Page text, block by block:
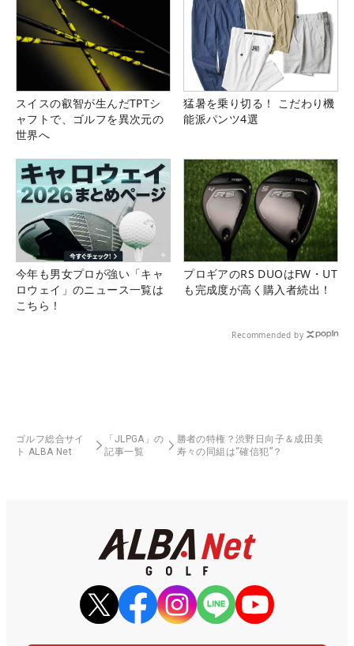
スイスの叡智が生んだTPTシ
ャフトで、ゴルフを異次元の
世界へ
猛暑を乗り切る！ こだわり機
能派パンツ4選
今年も男女プロが強い「キャ
ロウェイ」のニュース一覧は
こちら！
プロギアのRS DUOはFW・UT
も完成度が高く購入者続出！
Recommended by
ゴルフ総合サイ
ト ALBA Net
「JLPGA」の
記事一覧
勝者の特権？渋野日向子＆成田美
寿々の同組は“確信犯”？